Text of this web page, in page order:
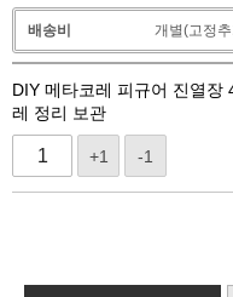
배송비 개별(고정
DIY 메타코레 피규어 진열장
레 정리 보관
+1 -1